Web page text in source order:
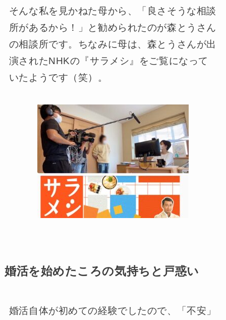
そんな私を見かねた母から、「良さそうな相談
所があるから！」と勧められたのが森とうさん
の相談所です。ちなみに母は、森とうさんが出
演されたNHKの『サラメシ』をご覧になって
いたようです（笑）。
婚活を始めたころの気持ちと戸惑い
婚活自体が初めての経験でしたので、「不安」